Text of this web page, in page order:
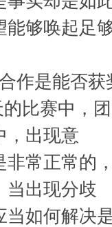
能够唤起足
作是能否获
比赛中，
，出现意
非常正常的
当出现分歧
当如何解决